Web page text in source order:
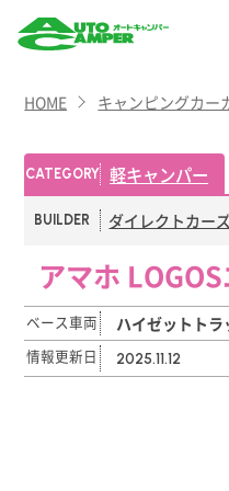
CAMPER
（オート
キャン
パー）
HOME キャンピングカー
CATEGORY 軽キャンパー
BUILDER ダイレクトカー
アマホ
ベース車両 ハイゼットト
情報更新日 2025.11.12